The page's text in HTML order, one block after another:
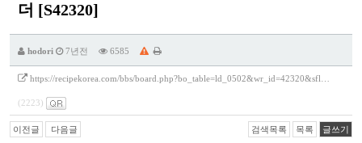
더 [S42320]
hodori 7년전 6585
https://recipekorea.com/bbs/board.php?bo_table=ld_0502&wr_id=42320&sfl…
(2223)
이전글 다음글 검색목록 목록 글쓰기